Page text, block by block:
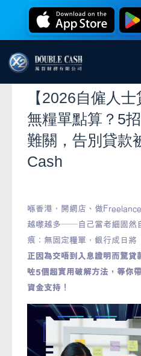
【2026自僱人
無糧單點算？5
難關，告別貸款
Cash
喺香港，開網店、做
越嚟越多——自己當老細固然
痕：無固定糧單，銀行成日將
正因為交唔到入息證明而驚貸
咗5個超實用破解方法，等你
資金支持！